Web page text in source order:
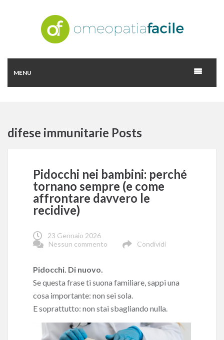
MENU
difese immunitarie Posts
Pidocchi nei bambini: perché
tornano sempre (e come
affrontare davvero le
recidive)
23 Gennaio 2026
Nessun commento
Condividi
Pidocchi. Di nuovo.
Se questa frase ti suona familiare, sappi una
cosa importante: non sei sola.
E soprattutto: non stai sbagliando nulla.